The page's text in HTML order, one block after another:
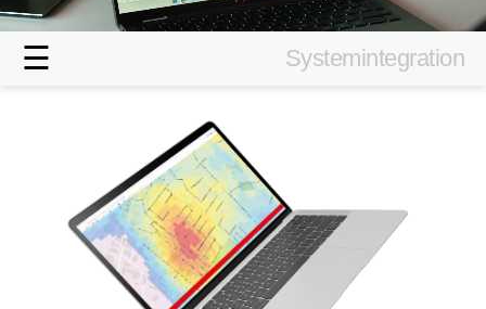
☰ Systemintegration